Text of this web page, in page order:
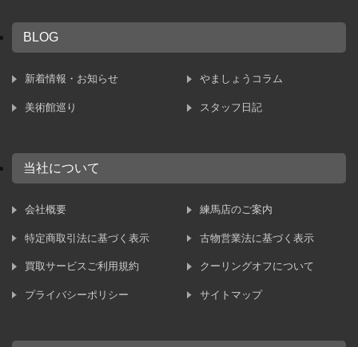
BLOG
新着情報・お知らせ やましょうコラム
美術館巡り スタッフ日記
当社について
会社概要 練馬店のご案内
特定商取引法に基づく表示 古物営業法に基づく表示
買取サービスご利用規約 クーリングオフについて
プライバシーポリシー サイトマップ